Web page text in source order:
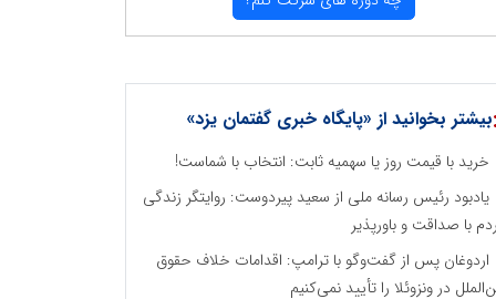
بیشتر بخوانید از «پایگاه خبری گفتمان یزد»
خرید با قیمت روز یا سهمیه ثابت: انتخاب با شماست!
یادبود رئیس رسانه ملی از سعید پیردوست: روایتگر زندگی
با صداقت و باورپذیر
اردوغان پس از گفت‌وگو با ترامپ: اقدامات خلاف حقوق
در ونزوئلا را تأیید نمی‌کنیم